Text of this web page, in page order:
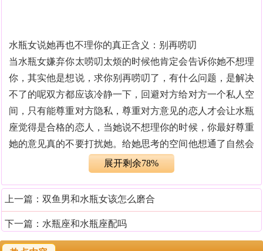
水瓶女说她再也不理你的真正含义：别再唠叨
当水瓶女嫌弃你太唠叨太烦的时候他肯定会告诉你她不想理
你，其实他是想说，求你别再唠叨了，有什么问题，是解决
不了的呢双方都应该冷静一下，回避对方给对方一个私人空
间，只有能尊重对方隐私，尊重对方意见的恋人才会让水瓶
座觉得是合格的恋人，当她说不想理你的时候，你最好尊重
她的意见真的不要打扰她。给她思考的空间他想通了自然会
来找你，如果他想不通，你继续围绕在他身边左右唠唠叨
水瓶女说她再也不理你的真正含义：因为误解不理人
水瓶女爱胡思乱想也不是一天两天的事情了，而且也不知道
她们哪裡来的自信，前一秒还是推测和预期的事情，下一秒
展开剩余78%
上一篇： 双鱼男和水瓶女该怎么磨合
下一篇： 水瓶座和水瓶座配吗